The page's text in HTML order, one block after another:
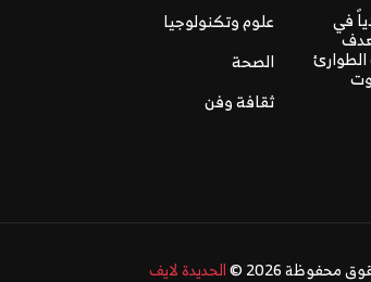
جندياً في
علوم وتكنولوجيا
الصحة
ثقافة وفن
محفوظة 2026 © الحديدة لايف